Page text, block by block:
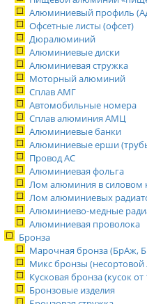
Алюминиевый профиль
Офсетные листы (офсет)
Дюралюминий
Алюминиевые диски
Алюминиевая стружка
Моторный алюминий
Сплав АМГ
Автомобильные номера
Сплав алюминия АМЦ
Алюминиевые банки
Алюминиевые ерши
Провод АС
Алюминиевая фольга
Лом алюминия в силовом
Лом алюминиевых
Алюминиево-медные
Алюминиевая проволока
Бронза
Марочная бронза (БрАж,
Микс бронзы (несортовой
Кусковая бронза (кусок
Бронзовые изделия